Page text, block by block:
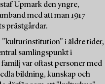
Upmark den yngre,
med att man 1917
prästgårdar.
"kulturinstitution" i äldre tider,
samlingspunkt i
var oftast personer med
bildning, kunskap och